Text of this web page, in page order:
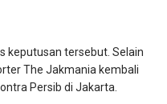
keputusan tersebut. Selain
The Jakmania kembali
Persib di Jakarta.